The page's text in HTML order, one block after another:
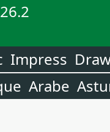
Impress
Arabe